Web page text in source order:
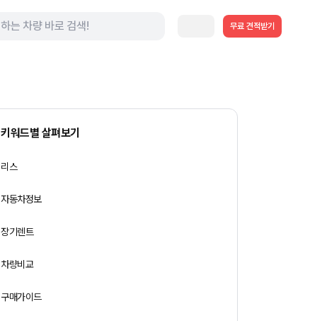
무료 견적받기
키워드별 살펴보기
리스
자동차정보
장기렌트
차량비교
구매가이드